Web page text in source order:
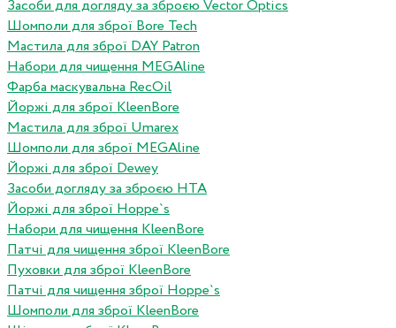
Засоби для догляду за зброєю Vector Optics
Шомполи для зброї Bore Tech
Мастила для зброї DAY Patron
Набори для чищення MEGAline
Фарба маскувальна RecOil
Йоржі для зброї KleenBore
Мастила для зброї Umarex
Шомполи для зброї MEGAline
Йоржі для зброї Dewey
Засоби догляду за зброєю HTA
Йоржі для зброї Hoppe`s
Набори для чищення KleenBore
Патчі для чищення зброї KleenBore
Пуховки для зброї KleenBore
Патчі для чищення зброї Hoppe`s
Шомполи для зброї KleenBore